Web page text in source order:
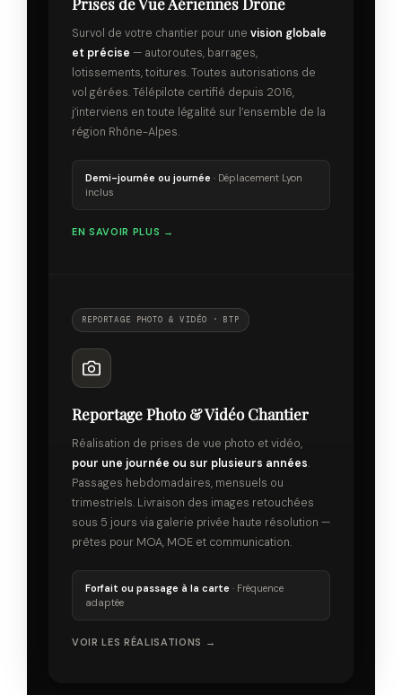
Survol de votre chantier pour une vision globale
et précise — autoroutes, barrages,
lotissements, toitures. Toutes autorisations de
vol gérées. Télépilote certifié depuis 2016,
j’interviens en toute légalité sur l’ensemble de la
région Rhône-Alpes.
Demi-journée ou journée · Déplacement Lyon
inclus
EN SAVOIR PLUS →
REPORTAGE PHOTO & VIDÉO · BTP
Reportage Photo & Vidéo Chantier
Réalisation de prises de vue photo et vidéo,
pour une journée ou sur plusieurs années.
Passages hebdomadaires, mensuels ou
trimestriels. Livraison des images retouchées
sous 5 jours via galerie privée haute résolution —
prêtes pour MOA, MOE et communication.
Forfait ou passage à la carte · Fréquence
adaptée
VOIR LES RÉALISATIONS →